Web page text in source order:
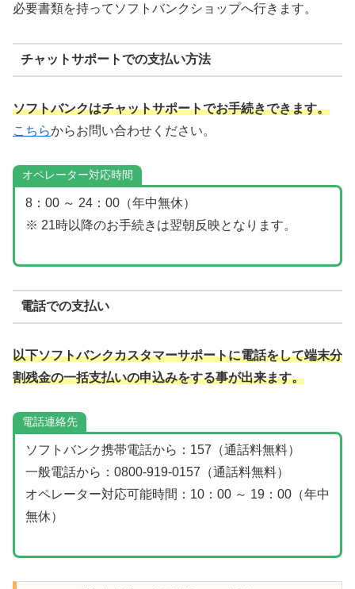
必要書類を持ってソフトバンクショップへ行きます。
チャットサポートでの支払い方法
ソフトバンクはチャットサポートでお手続きできます。
こちらからお問い合わせください。
オペレーター対応時間
8：00 ～ 24：00（年中無休）
※ 21時以降のお手続きは翌朝反映となります。
電話での支払い
以下ソフトバンクカスタマーサポートに電話をして端末分
割残金の一括支払いの申込みをする事が出来ます。
電話連絡先
ソフトバンク携帯電話から：157（通話料無料）
一般電話から：0800-919-0157（通話料無料）
オペレーター対応可能時間：10：00 ～ 19：00（年中
無休）